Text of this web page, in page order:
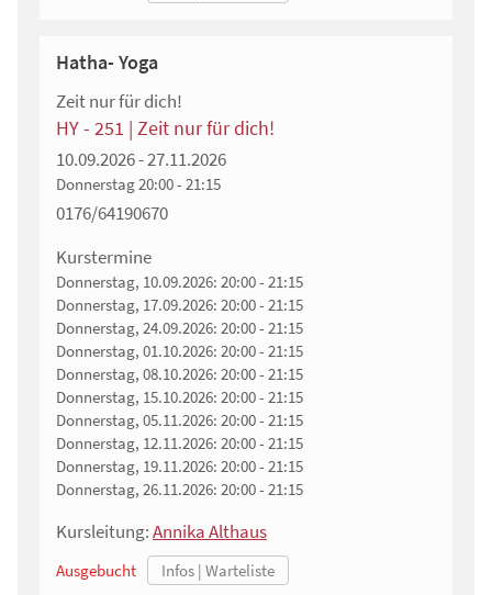
Hatha- Yoga
Zeit nur für dich!
HY - 251 | Zeit nur für dich!
10.09.2026 - 27.11.2026
Donnerstag20:00 - 21:15
0176/64190670
Kurstermine
Donnerstag, 10.09.2026: 20:00 - 21:15
Donnerstag, 17.09.2026: 20:00 - 21:15
Donnerstag, 24.09.2026: 20:00 - 21:15
Donnerstag, 01.10.2026: 20:00 - 21:15
Donnerstag, 08.10.2026: 20:00 - 21:15
Donnerstag, 15.10.2026: 20:00 - 21:15
Donnerstag, 05.11.2026: 20:00 - 21:15
Donnerstag, 12.11.2026: 20:00 - 21:15
Donnerstag, 19.11.2026: 20:00 - 21:15
Donnerstag, 26.11.2026: 20:00 - 21:15
Kursleitung:Annika Althaus
Ausgebucht